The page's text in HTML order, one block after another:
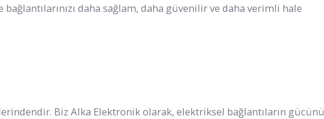
daha sağlam, daha güvenilir ve daha verimli hale
Biz Alka Elektronik olarak, elektriksel bağlantıların gücünü